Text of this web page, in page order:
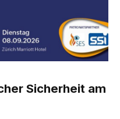
Sicherheit am